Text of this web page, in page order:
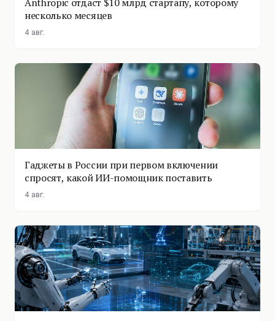
несколько месяцев
4 авг.
Гаджеты в России при первом включении
спросят, какой ИИ-помощник поставить
4 авг.